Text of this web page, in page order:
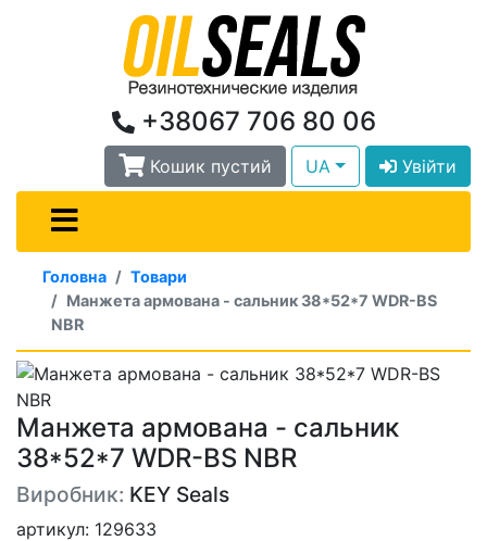
+38067 706 80 06
Кошик пустий UA Увійти
Головна
Товари
Манжета армована - сальник 38*52*7 WDR-BS
NBR
Манжета армована - сальник
38*52*7 WDR-BS NBR
Виробник: KEY Seals
артикул: 129633